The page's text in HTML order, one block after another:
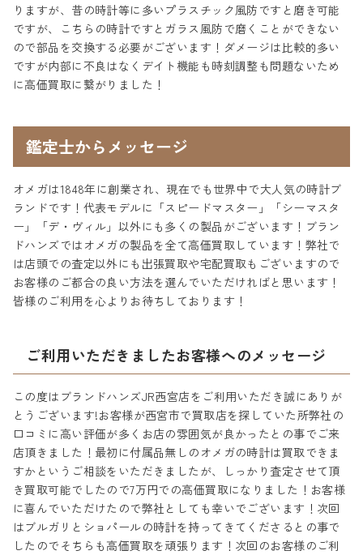
りますが、昔の時計等に多いプラスチック風防ですと磨き可能
ですが、こちらの時計ですとガラス風防で磨くことができない
ので部品を交換する必要がございます！ダメージは比較的多い
ですが内部に不良はなくデイト機能も時刻調整も問題ないため
に高価買取に繋がりました！
鑑定士からメッセージ
オメガは1848年に創業され、現在でも世界中で大人気の時計ブ
ランドです！代表モデルに「スピードマスター」「シーマスタ
ー」「デ・ヴィル」以外にも多くの製品がございます！ブラン
ドハンズではオメガの製品を全て高価買取しています！弊社で
は店頭での査定以外にも出張買取や宅配買取もございますので
お客様のご都合の良い方法を選んでいただければと思います！
皆様のご利用を心よりお待ちしております！
ご利用いただきましたお客様へのメッセージ
この度はブランドハンズJR西宮店をご利用いただき誠にありが
とうございます!お客様が西宮市で買取店を探していた所弊社の
口コミに高い評価が多くお店の雰囲気が良かったとの事でご来
店頂きました！最初に付属品無しのオメガの時計は買取できま
すかというご相談をいただきましたが、しっかり査定させて頂
き買取可能でしたので7万円での高価買取になりました！お客様
に喜んでいただけたので弊社としても幸いでございます！次回
はブルガリとショパールの時計を持ってきてくださるとの事で
したのでそちらも高価買取を頑張ります！次回のお客様のご利